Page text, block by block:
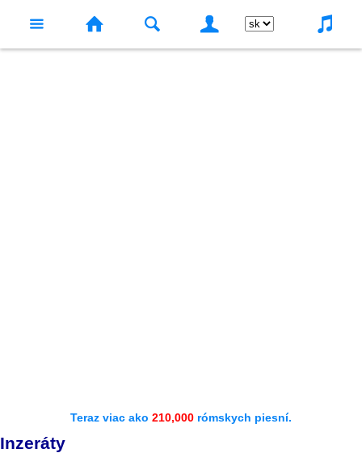
Teraz viac ako 210,000 rómskych piesní.
Inzeráty